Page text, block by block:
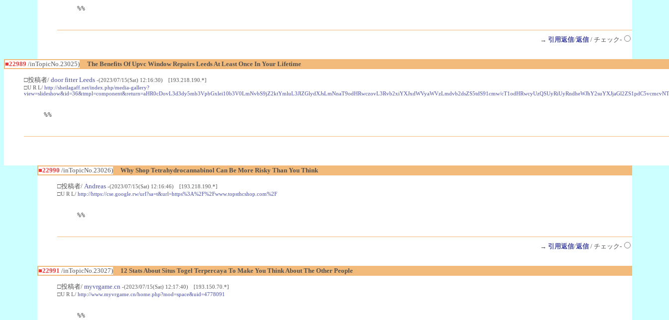
%%
→ 引用返信/返信/ チェック-
■22989 /inTopicNo.23025) The Benefits Of Upvc Window Repairs Leeds At Least Once In Your Lifetime
□投稿者/ door fitter Leeds -(2023/07/15(Sat) 12:16:30) [193.218.190.*]
□U R L/ http://sheilagaff.net/index.php/media-gallery?
view=slideshow&id=36&tmpl=component&return=aHR0cDovL3d3dy5mb3VpbGxlei10b3V0LmNvbS9jZ2ktYmluL3JlZGlydXJsLmNnaT9odHRwczovL3Rvb2xiYXJxdWVyaWVzLmdvb2dsZS5tdS91cmw/
%%
■22990 /inTopicNo.23026) Why Shop Tetrahydrocannabinol Can Be More Risky Than You Think
□投稿者/ Andreas -(2023/07/15(Sat) 12:16:46) [193.218.190.*]
□U R L/ http://https://cse.google.rw/url?sa=t&url=https%3A%2F%2Fwww.topsthcshop.com%2F
%%
→ 引用返信/返信/ チェック-
■22991 /inTopicNo.23027) 12 Stats About Situs Togel Terpercaya To Make You Think About The Other People
□投稿者/ myvrgame.cn -(2023/07/15(Sat) 12:17:40) [193.150.70.*]
□U R L/ http://www.myvrgame.cn/home.php?mod=space&uid=4778091
%%